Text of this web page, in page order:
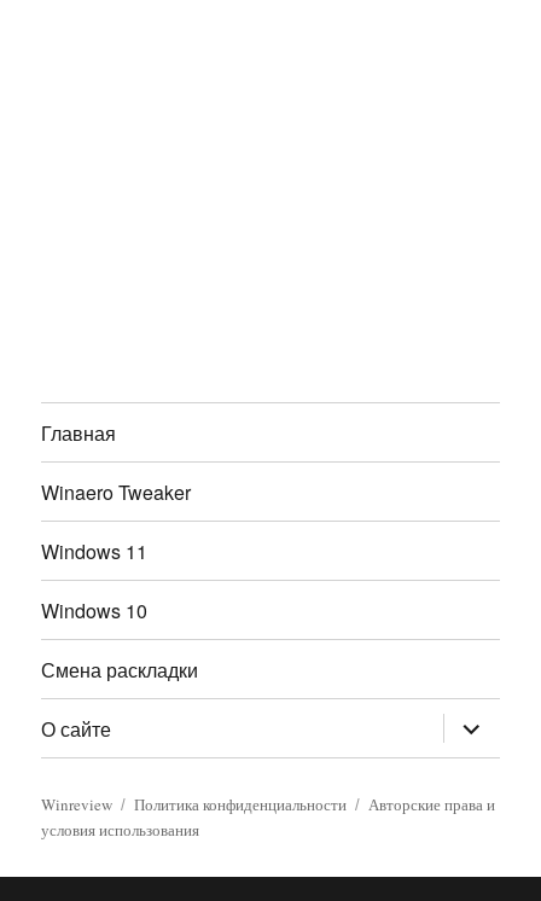
Главная
Winaero Tweaker
Windows 11
Windows 10
Смена раскладки
О сайте раскрыть
дочернее
меню
Winreview Политика конфиденциальности
Авторские права и
условия использования